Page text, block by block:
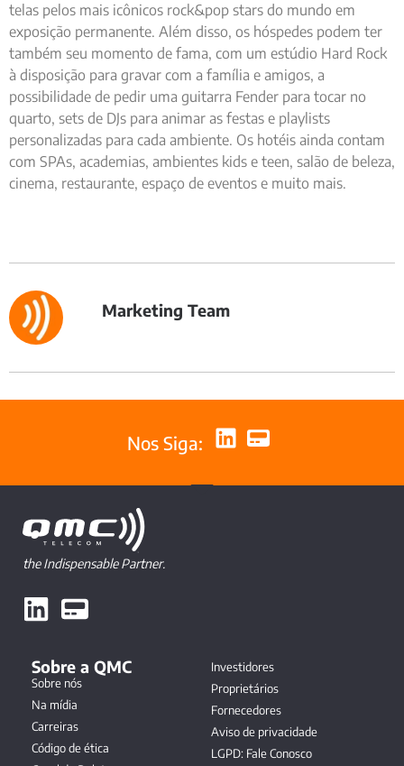
telas pelos mais icônicos rock&pop stars do mundo em
exposição permanente. Além disso, os hóspedes podem ter
também seu momento de fama, com um estúdio Hard Rock
à disposição para gravar com a família e amigos, a
possibilidade de pedir uma guitarra Fender para tocar no
quarto, sets de DJs para animar as festas e playlists
personalizadas para cada ambiente. Os hotéis ainda contam
com SPAs, academias, ambientes kids e teen, salão de beleza,
cinema, restaurante, espaço de eventos e muito mais.
Marketing Team
Nos Siga:
the Indispensable Partner.
Sobre a QMC
Sobre nós
Na mídia
Carreiras
Código de ética
Investidores
Proprietários
Fornecedores
Aviso de privacidade
LGPD: Fale Conosco